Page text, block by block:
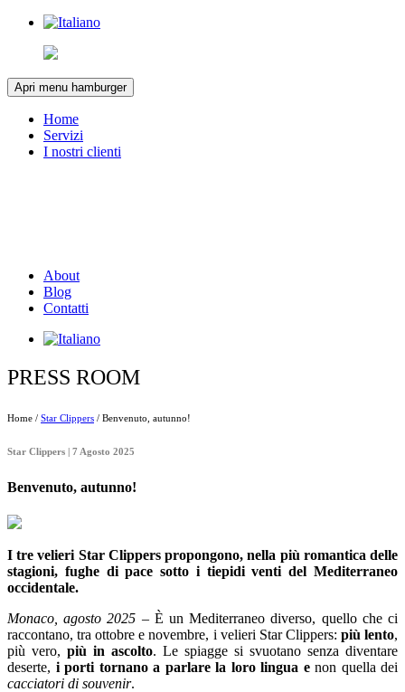
Apri menu hamburger
Home
Servizi
I nostri clienti
About
Blog
Contatti
PRESS ROOM
Home / Star Clippers / Benvenuto, autunno!
Star Clippers | 7 Agosto 2025
Benvenuto, autunno!
I tre velieri Star Clippers propongono, nella più romantica delle
stagioni, fughe di pace sotto i tiepidi venti del Mediterraneo
occidentale.
Monaco, agosto 2025 – È un Mediterraneo diverso, quello che ci
raccontano, tra ottobre e novembre, i velieri Star Clippers: più lento,
più vero, più in ascolto. Le spiagge si svuotano senza diventare
deserte, i porti tornano a parlare la loro lingua e non quella dei
cacciatori di souvenir.